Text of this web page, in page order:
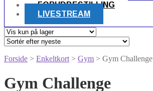
FORUDBESTILLING
LIVESTREAM
Forside > Enkeltkort > Gym > Gym Challenge
Gym Challenge